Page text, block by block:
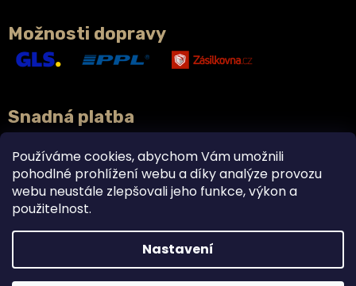
Používáme cookies, abychom Vám umožnili
pohodlné prohlížení webu a díky analýze provozu
webu neustále zlepšovali jeho funkce, výkon a
použitelnost.
Nastavení
Doplňky stravy právě teď v akci 2+1 ZDARMA. 🌿
Možnosti dopravy
Snadná platba
Vytvořil Shoptet